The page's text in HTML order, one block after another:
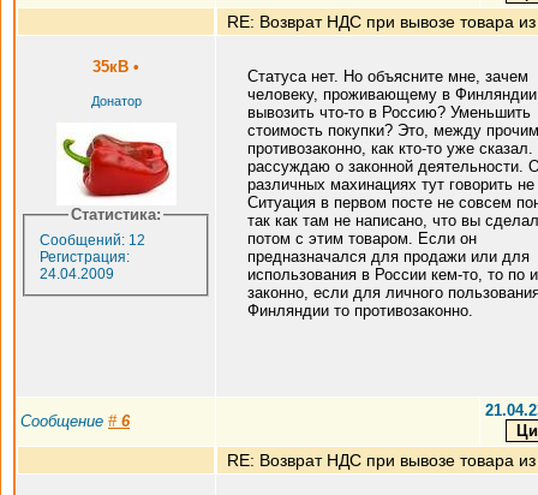
RE: Возврат НДС при вывозе товара
35кВ •
Донатор
Статистика:
Сообщений: 12
Регистрация:
24.04.2009
Статуса нет. Но объясните мне, зачем
человеку, проживающему в Финляндии
вывозить что-то в Россию? Уменьшить
стоимость покупки? Это, между
противозаконно, как кто-то уже
рассуждаю о законной деятельности.
различных махинациях тут говорить
Ситуация в первом посте не совсем
так как там не написано, что вы
потом с этим товаром. Если он
предназначался для продажи или для
использования в России кем-то, то по
законно, если для личного
Финляндии то противозаконно.
Сообщение # 6
RE: Возврат НДС при вывозе товара